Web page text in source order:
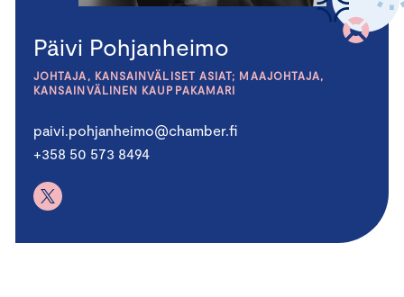
Päivi Pohjanheimo
JOHTAJA, KANSAINVÄLISET ASIAT; MAAJOHTAJA,
KANSAINVÄLINEN KAUPPAKAMARI
paivi.pohjanheimo@chamber.fi
+358 50 573 8494